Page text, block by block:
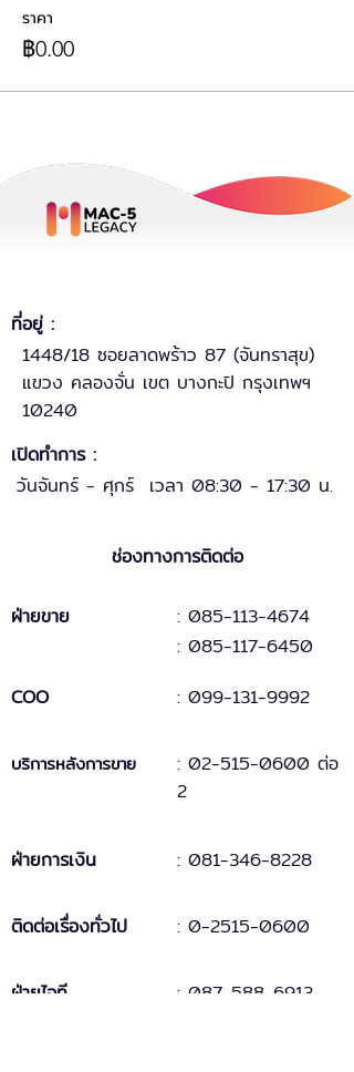
ราคา
฿0.00
ที่อยู่ :
1448/18 ซอยลาดพร้าว 87 (จันทราสุข)
แขวง คลองจั่น เขต บางกะปิ กรุงเทพฯ
10240
เปิดทำการ :
วันจันทร์ - ศุกร์ เวลา 08:30 - 17:30 น.
ช่องทางการติดต่อ
ฝ่ายขาย
: 085-113-4674
: 085-117-6450
COO
: 099-131-9992
บริการหลังการขาย : 02-515-0600 ต่อ
2
ฝ่ายการเงิน : 081-346-8228
ติดต่อเรื่องทั่วไป : 0-2515-0600
ฝ่ายไอที : 087-588-6913